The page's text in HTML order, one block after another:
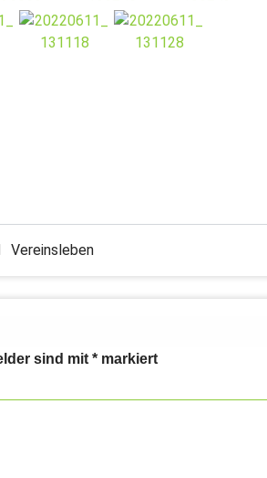
Vereinsleben
sind mit * markiert